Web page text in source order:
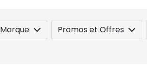
Marque Promos et Offres